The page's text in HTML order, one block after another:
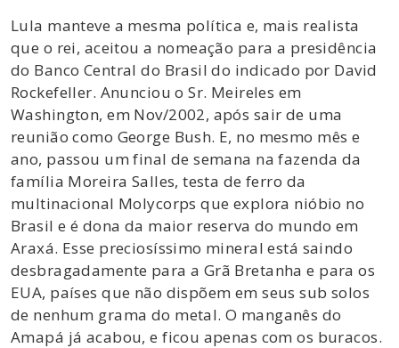
Lula manteve a mesma política e, mais realista
que o rei, aceitou a nomeação para a presidência
do Banco Central do Brasil do indicado por David
Rockefeller. Anunciou o Sr. Meireles em
Washington, em Nov/2002, após sair de uma
reunião como George Bush. E, no mesmo mês e
ano, passou um final de semana na fazenda da
família Moreira Salles, testa de ferro da
multinacional Molycorps que explora nióbio no
Brasil e é dona da maior reserva do mundo em
Araxá. Esse preciosíssimo mineral está saindo
desbragadamente para a Grã Bretanha e para os
EUA, países que não dispõem em seus sub solos
de nenhum grama do metal. O manganês do
Amapá já acabou, e ficou apenas com os buracos.